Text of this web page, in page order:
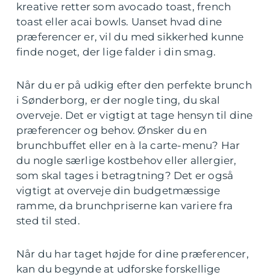
kreative retter som avocado toast, french
toast eller acai bowls. Uanset hvad dine
præferencer er, vil du med sikkerhed kunne
finde noget, der lige falder i din smag.
Når du er på udkig efter den perfekte brunch
i Sønderborg, er der nogle ting, du skal
overveje. Det er vigtigt at tage hensyn til dine
præferencer og behov. Ønsker du en
brunchbuffet eller en à la carte-menu? Har
du nogle særlige kostbehov eller allergier,
som skal tages i betragtning? Det er også
vigtigt at overveje din budgetmæssige
ramme, da brunchpriserne kan variere fra
sted til sted.
Når du har taget højde for dine præferencer,
kan du begynde at udforske forskellige